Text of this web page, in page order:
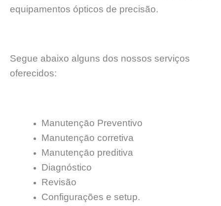
equipamentos ópticos de precisão.
Segue abaixo alguns dos nossos serviços
oferecidos:
Manutençāo Preventivo
Manutençāo corretiva
Manutençāo preditiva
Diagnóstico
Revisão
Configurações e setup.